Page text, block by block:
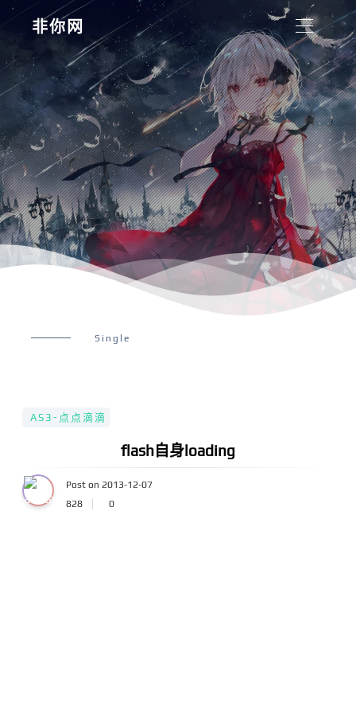
非你网
Single
AS3-点点滴滴
flash自身loading
Post on 2013-12-07
828
0